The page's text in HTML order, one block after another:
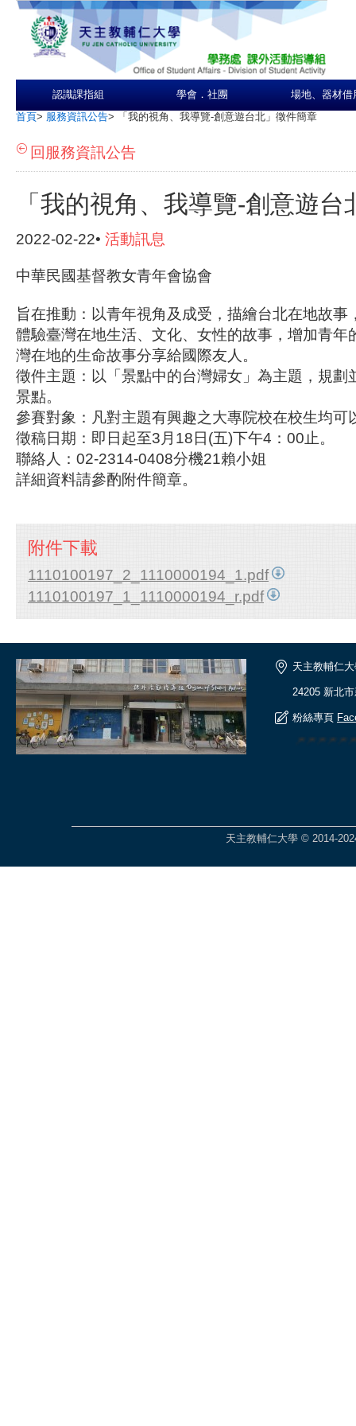
認識課指組 學會．社團 場地、器材借
首頁> 服務資訊公告> 「我的視角、我導覽-創意遊台北」徵件簡章
回服務資訊公告
「我的視角、我導覽-創意遊
2022-02-22• 活動訊息
中華民國基督教女青年會協會
旨在推動：以青年視角及成受，描繪台北在地故事
體驗臺灣在地生活、文化、女性的故事，增加青年
灣在地的生命故事分享給國際友人。
徵件主題：以「景點中的台灣婦女」為主題，規劃
景點。
參賽對象：凡對主題有興趣之大專院校在校生均
徵稿日期：即日起至3月18日(五)下午4：00止。
聯絡人：02-2314-0408分機21賴小姐
詳細資料請參酌附件簡章。
附件下載
1110100197_2_1110000194_1.pdf
1110100197_1_1110000194_r.pdf
天主教輔仁
24205 新北
粉絲專頁
天主教輔仁大學 © 2014-